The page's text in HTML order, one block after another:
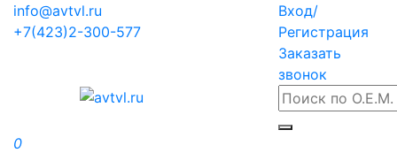
info@avtvl.ru
+7(423)2-300-577
Вход/
Регистрация
Заказать
звонок
0